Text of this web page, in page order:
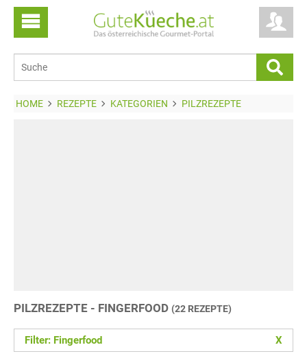
HOME REZEPTE KATEGORIEN PILZREZEPTE
PILZREZEPTE - FINGERFOOD (22 REZEPTE)
Filter: Fingerfood X